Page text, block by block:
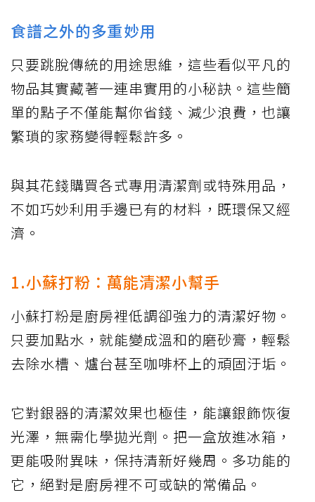
食譜之外的多重妙用
只要跳脫傳統的用途思維，這些看似平凡的
物品其實藏著一連串實用的小秘訣。這些簡
單的點子不僅能幫你省錢、減少浪費，也讓
繁瑣的家務變得輕鬆許多。
與其花錢購買各式專用清潔劑或特殊用品，
不如巧妙利用手邊已有的材料，既環保又經
濟。
1.小蘇打粉：萬能清潔小幫手
小蘇打粉是廚房裡低調卻強力的清潔好物。
只要加點水，就能變成溫和的磨砂膏，輕鬆
去除水槽、爐台甚至咖啡杯上的頑固汙垢。
它對銀器的清潔效果也極佳，能讓銀飾恢復
光澤，無需化學拋光劑。把一盒放進冰箱，
更能吸附異味，保持清新好幾周。多功能的
它，絕對是廚房裡不可或缺的常備品。